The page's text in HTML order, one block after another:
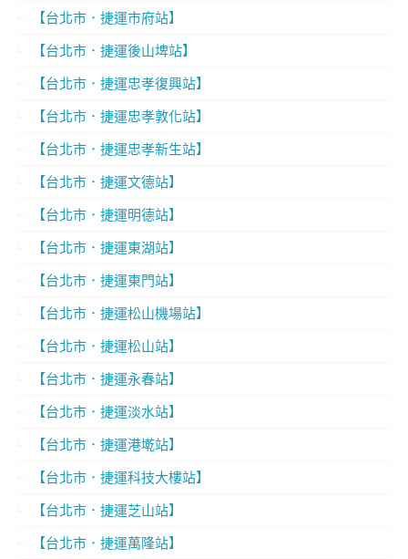
【台北市．捷運市府站】
【台北市．捷運後山埤站】
【台北市．捷運忠孝復興站】
【台北市．捷運忠孝敦化站】
【台北市．捷運忠孝新生站】
【台北市．捷運文德站】
【台北市．捷運明德站】
【台北市．捷運東湖站】
【台北市．捷運東門站】
【台北市．捷運松山機場站】
【台北市．捷運松山站】
【台北市．捷運永春站】
【台北市．捷運淡水站】
【台北市．捷運港墘站】
【台北市．捷運科技大樓站】
【台北市．捷運芝山站】
【台北市．捷運萬隆站】